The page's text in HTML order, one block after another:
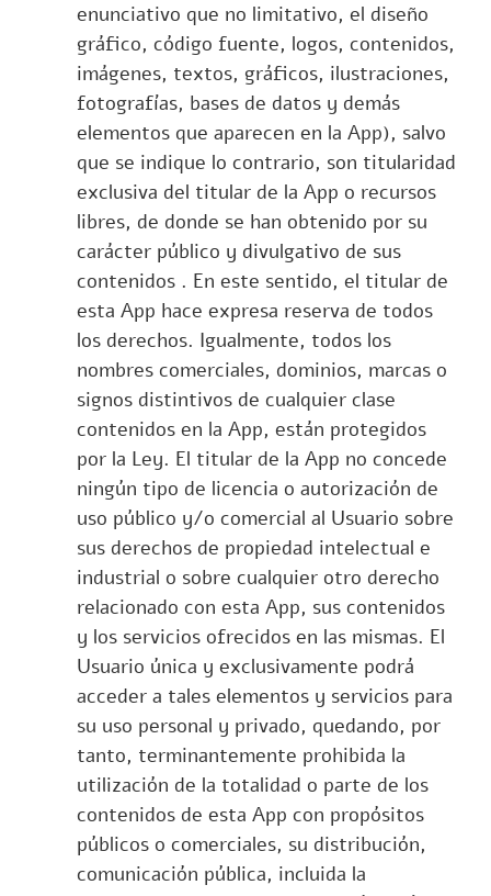
enunciativo que no limitativo, el diseño
gráfico, código fuente, logos, contenidos,
imágenes, textos, gráficos, ilustraciones,
fotografías, bases de datos y demás
elementos que aparecen en la App), salvo
que se indique lo contrario, son titularidad
exclusiva del titular de la App o recursos
libres, de donde se han obtenido por su
carácter público y divulgativo de sus
contenidos . En este sentido, el titular de
esta App hace expresa reserva de todos
los derechos. Igualmente, todos los
nombres comerciales, dominios, marcas o
signos distintivos de cualquier clase
contenidos en la App, están protegidos
por la Ley. El titular de la App no concede
ningún tipo de licencia o autorización de
uso público y/o comercial al Usuario sobre
sus derechos de propiedad intelectual e
industrial o sobre cualquier otro derecho
relacionado con esta App, sus contenidos
y los servicios ofrecidos en las mismas. El
Usuario única y exclusivamente podrá
acceder a tales elementos y servicios para
su uso personal y privado, quedando, por
tanto, terminantemente prohibida la
utilización de la totalidad o parte de los
contenidos de esta App con propósitos
públicos o comerciales, su distribución,
comunicación pública, incluida la